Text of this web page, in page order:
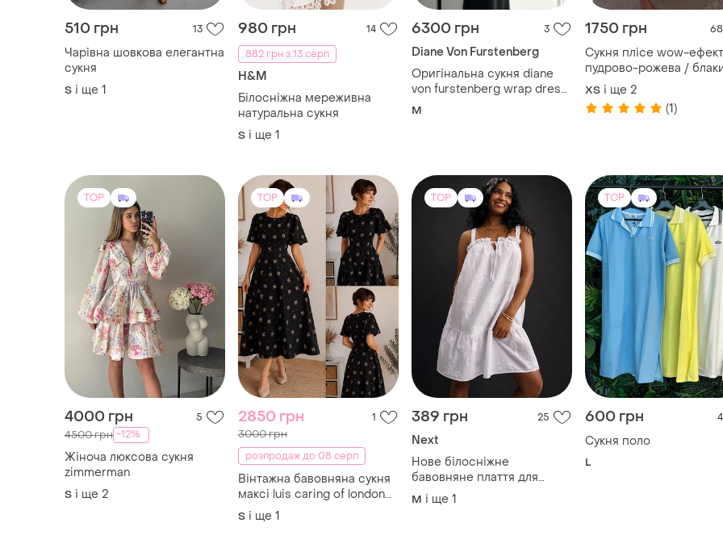
510 грн 13
Чарівна шовкова елегантна
сукня
S і ще 1
980 грн
14
882 грн з 13 серп
H&M
Білосніжна мереживна
натуральна сукня
S і ще 1
6300 грн 3
Diane Von Furstenberg
Оригінальна сукня diane
von furstenberg wrap dress
m
M
1750 грн 68
Сукня плісе wow-
пудрово-рожева /
/ лимонна жовта,
мод 257
ХS і ще 2
(1)
TOP
4000 грн 5
4500 грн -12%
Жіноча люксова сукня
zimmеrmаn
S і ще 2
TOP
2850 грн 1
3000 грн
розпродаж до 08 серп
Вінтажна бавовняна сукня
максі luis caring of london
(made in england) 70-ті, р.
s/m
S і ще 1
TOP
389 грн 25
Next
Нове білосніжне
бавовняне плаття для
пляжного відпочинку next.
M і ще 1
TOP
600 грн 4
Сукня поло
L